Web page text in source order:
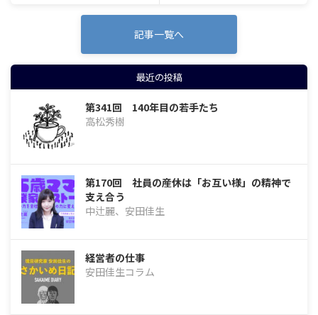
記事一覧へ
最近の投稿
第341回 140年目の若手たち
高松秀樹
第170回 社員の産休は「お互い様」の精神で
支え合う
中辻麗、安田佳生
経営者の仕事
安田佳生コラム